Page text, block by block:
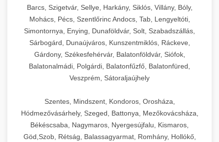
Barcs, Szigetvár, Sellye, Harkány, Siklós, Villány, Bóly,
Mohács, Pécs, Szentlőrinc Andocs, Tab, Lengyeltóti,
Simontornya, Enying, Dunaföldvár, Solt, Szabadszállás,
Sárbogárd, Dunaújváros, Kunszentmiklós, Ráckeve,
Gárdony, Székesfehérvár, Balatonföldvár, Siófok,
Balatonalmádi, Polgárdi, Balatonfűzfő, Balatonfüred,
Veszprém, Sátoraljaújhely
Szentes, Mindszent, Kondoros, Orosháza,
Hódmezővásárhely, Szeged, Battonya, Mezőkovácsháza,
Békéscsaba, Nagymaros, Nyergesújfalu, Kismaros,
Göd,Szob, Rétság, Balassagyarmat, Romhány, Hollókő,